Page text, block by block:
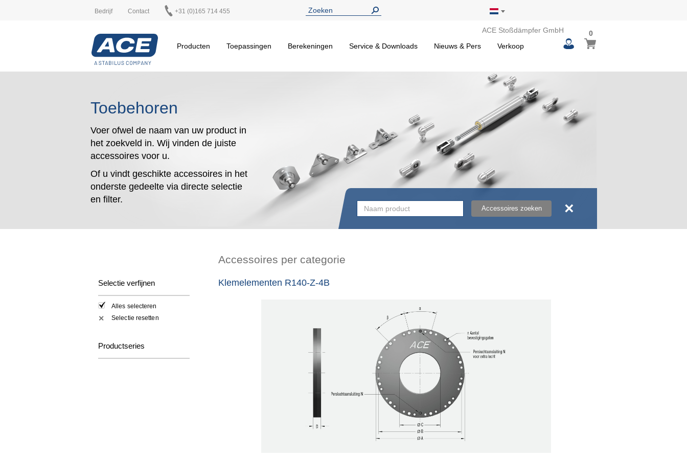
Bedrijf Contact +31 (0)165 714 455
ACE Stoßdämpfer GmbH
Producten
Toepassingen Berekeningen Service & Downloads Nieuws & Pers Verkoop
Winkelwagen
00
items
Toebehoren
Voer ofwel de naam van uw product in
het zoekveld in. Wij vinden de juiste
accessoires voor u.
Of u vindt geschikte accessoires in het
onderste gedeelte via directe selectie
en filter.
Accessoires zoeken ×
Selectie verfijnen
Alles selecteren
✕ Selectie resetten
Productseries
Accessoires per categorie
Klemelementen R140-Z-4B